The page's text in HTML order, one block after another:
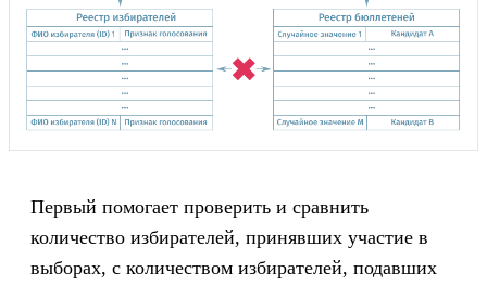
Первый помогает проверить и сравнить
количество избирателей, принявших участие в
выборах, с количеством избирателей, подавших